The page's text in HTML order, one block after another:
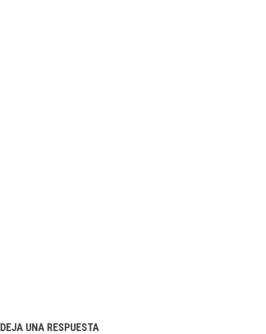
DEJA UNA RESPUESTA